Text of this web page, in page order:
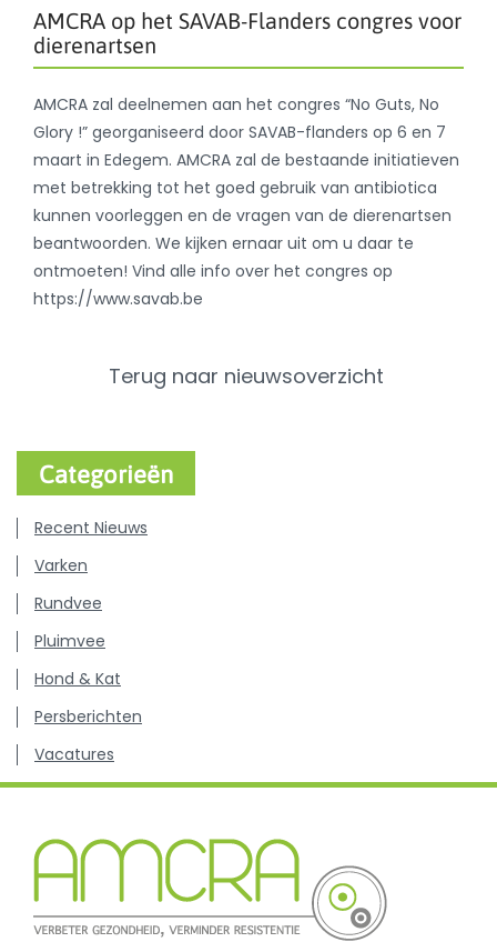
AMCRA op het SAVAB-Flanders congres voor
dierenartsen
AMCRA zal deelnemen aan het congres “No Guts, No
Glory !” georganiseerd door SAVAB-flanders op 6 en 7
maart in Edegem. AMCRA zal de bestaande initiatieven
met betrekking tot het goed gebruik van antibiotica
kunnen voorleggen en de vragen van de dierenartsen
beantwoorden. We kijken ernaar uit om u daar te
ontmoeten! Vind alle info over het congres op
https://www.savab.be
Terug naar nieuwsoverzicht
Categorieën
Recent Nieuws
Varken
Rundvee
Pluimvee
Hond & Kat
Persberichten
Vacatures